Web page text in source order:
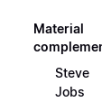
Material
Steve
Jobs